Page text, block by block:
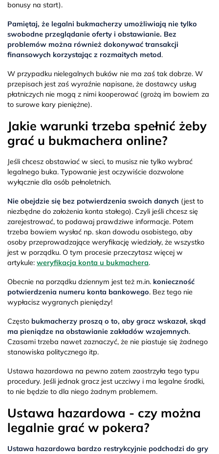
bonusy na start).
Pamiętaj, że legalni bukmacherzy umożliwiają nie tylko
swobodne przeglądanie oferty i obstawianie. Bez
problemów można również dokonywać transakcji
finansowych korzystając z rozmaitych metod.
W przypadku nielegalnych buków nie ma zaś tak dobrze. W
przepisach jest zaś wyraźnie napisane, że dostawcy usług
płatniczych nie mogą z nimi kooperować (grożą im bowiem za
to surowe kary pieniężne).
Jakie warunki trzeba spełnić żeby
grać u bukmachera online?
Jeśli chcesz obstawiać w sieci, to musisz nie tylko wybrać
legalnego buka. Typowanie jest oczywiście dozwolone
wyłącznie dla osób pełnoletnich.
Nie obejdzie się bez potwierdzenia swoich danych (jest to
niezbędne do założenia konta stałego). Czyli jeśli chcesz się
zarejestrować, to podawaj prawdziwe informacje. Potem
trzeba bowiem wysłać np. skan dowodu osobistego, aby
osoby przeprowadzające weryfikację wiedziały, że wszystko
jest w porządku. O tym procesie przeczytasz więcej w
artykule: weryfikacja konta u bukmachera.
Obecnie na porządku dziennym jest też m.in. konieczność
potwierdzenia numeru konta bankowego. Bez tego nie
wypłacisz wygranych pieniędzy!
Często bukmacherzy proszą o to, aby gracz wskazał, skąd
ma pieniądze na obstawianie zakładów wzajemnych.
Czasami trzeba nawet zaznaczyć, że nie piastuje się żadnego
stanowiska politycznego itp.
Ustawa hazardowa na pewno zatem zaostrzyła tego typu
procedury. Jeśli jednak gracz jest uczciwy i ma legalne środki,
to nie będzie to dla niego żadnym problemem.
Ustawa hazardowa - czy można
legalnie grać w pokera?
Ustawa hazardowa bardzo restrykcyjnie podchodzi do gry